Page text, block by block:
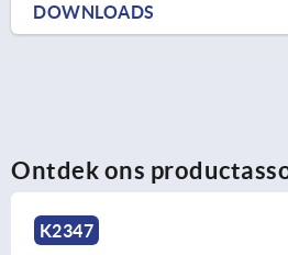
DOWNLOADS
Ontdek ons